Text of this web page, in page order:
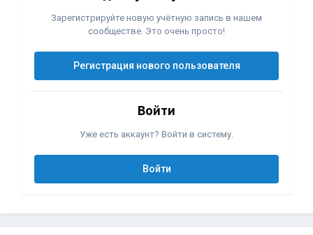
Зарегистрируйте новую учётную запись в нашем
сообществе. Это очень просто!
Регистрация нового пользователя
Войти
Уже есть аккаунт? Войти в систему.
Войти